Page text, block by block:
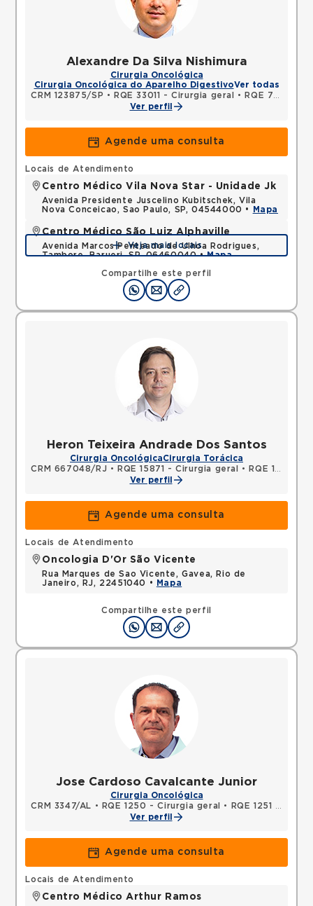
Alexandre Da Silva Nishimura
Cirurgia Oncológica
Cirurgia Oncológica do Aparelho DigestivoVer todas
CRM 123875/SP • RQE 33011 - Cirurgia geral •
RQE 70525 - Coloproctologia
Ver perfil
Agende uma consulta
Compartilhe este perfil
Locais de Atendimento
Centro Médico Vila Nova Star - Unidade Jk
Avenida Presidente Juscelino Kubitschek, Vila
Nova Conceicao, Sao Paulo, SP, 04544000 •
Mapa
Centro Médico São Luiz Alphaville
Avenida Marcos Penteado de Ulhoa Rodrigues,
Tambore, Barueri, SP, 06460040 •Mapa
Veja mais locais
Heron Teixeira Andrade Dos Santos
Cirurgia OncológicaCirurgia Torácica
CRM 667048/RJ • RQE 15871 - Cirurgia geral •
RQE 15872 - Cirurgia torácica
Ver perfil
Agende uma consulta
Compartilhe este perfil
Locais de Atendimento
Oncologia D'Or São Vicente
Rua Marques de Sao Vicente, Gavea, Rio de
Janeiro, RJ, 22451040 •
Mapa
Jose Cardoso Cavalcante Junior
Cirurgia Oncológica
CRM 3347/AL • RQE 1250 - Cirurgia geral •
RQE 1251 - Cirurgia oncológica
Ver perfil
Agende uma consulta
Locais de Atendimento
Centro Médico Arthur Ramos